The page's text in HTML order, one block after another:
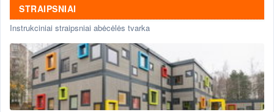
STRAIPSNIAI
Instrukciniai straipsniai abėcėlės tvarka